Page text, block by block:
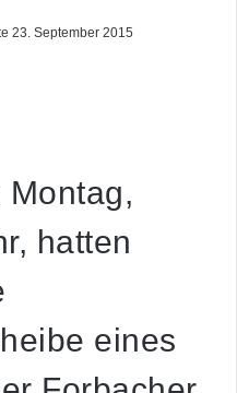
23. September 2015
Montag,
hatten
eines